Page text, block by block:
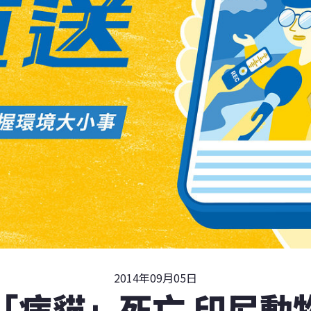
2014年09月05日